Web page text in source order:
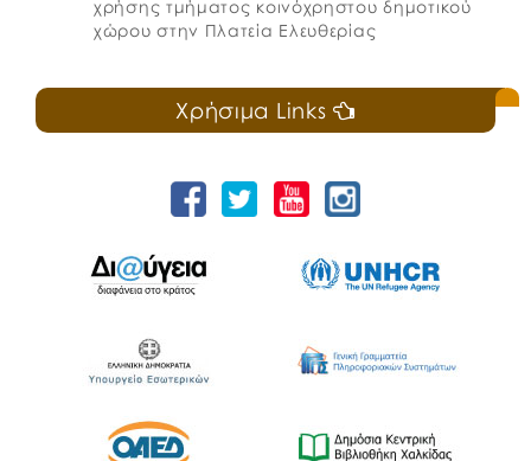
χρήσης τμήματος κοινόχρηστου δημοτικού
χώρου στην Πλατεία Ελευθερίας
Χρήσιμα Links